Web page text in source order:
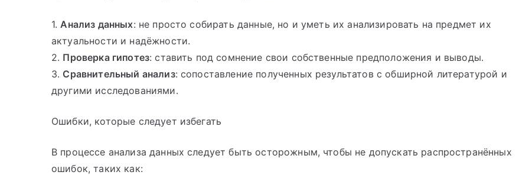
1. Анализ данных: не просто собирать данные, но и уметь их анализировать на предмет их
актуальности и надёжности.
2. Проверка гипотез: ставить под сомнение свои собственные предположения и выводы.
3. Сравнительный анализ: сопоставление полученных результатов с обширной литературой и
другими исследованиями.
Ошибки, которые следует избегать
В процессе анализа данных следует быть осторожным, чтобы не допускать распространённых
ошибок, таких как: